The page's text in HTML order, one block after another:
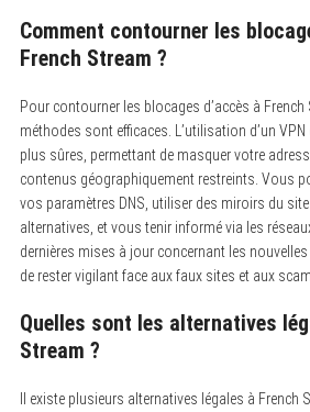
Comment contourner les
French Stream ?
Pour contourner les blocages d’accès à
méthodes sont efficaces.
L’utilisation d’un
plus sûres, permettant de masquer votre
contenus géographiquement restreints. Vous
vos paramètres DNS, utiliser des miroirs du
alternatives, et vous tenir informé via les
dernières mises à jour concernant les nouvelles
de rester vigilant face aux faux sites et aux
Quelles sont les alternatives
Stream ?
Il existe plusieurs alternatives légales à French